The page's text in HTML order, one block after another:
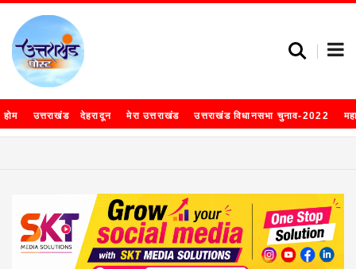
होम उत्तराखंड देहरादून मेरा उत्तराखंड उत्तराखंड विधानसभा चुनाव-2022